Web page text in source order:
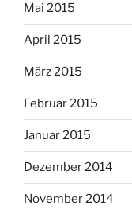
Mai 2015
April 2015
März 2015
Februar 2015
Januar 2015
Dezember 2014
November 2014